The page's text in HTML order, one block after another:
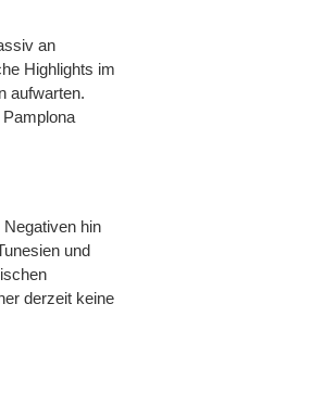
an
Highlights im
aufwarten.
hin
und
derzeit keine